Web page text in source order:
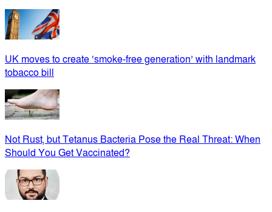
UK moves to create ‘smoke-free generation’ with landmark
tobacco bill
Not Rust, but Tetanus Bacteria Pose the Real Threat: When
Should You Get Vaccinated?